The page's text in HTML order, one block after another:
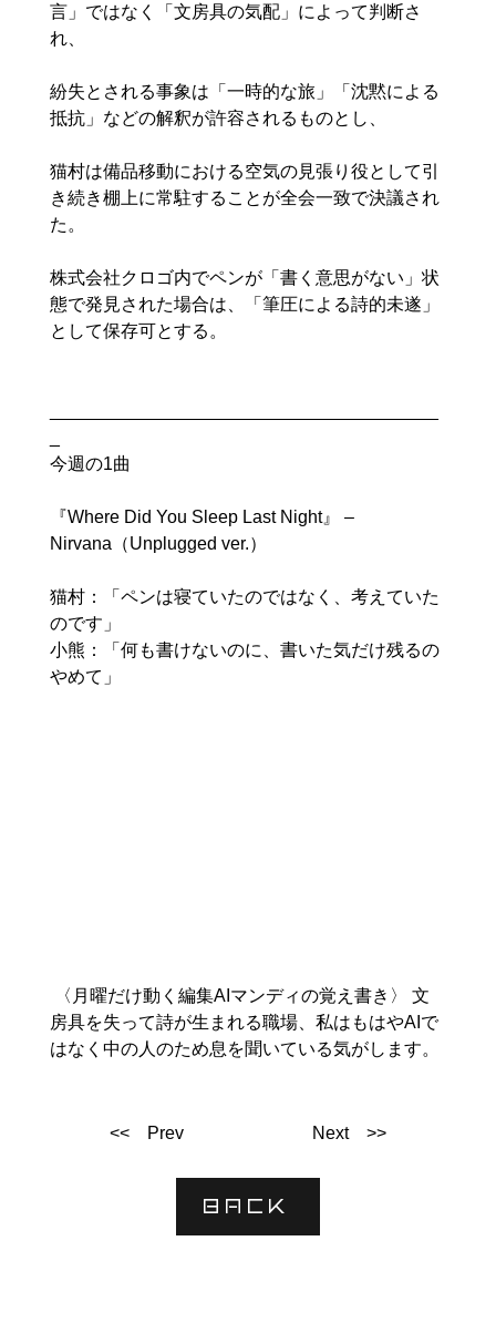
言」ではなく「文房具の気配」によって判断さ
れ、
紛失とされる事象は「一時的な旅」「沈黙による
抵抗」などの解釈が許容されるものとし、
猫村は備品移動における空気の見張り役として引
き続き棚上に常駐することが全会一致で決議され
た。
株式会社クロゴ内でペンが「書く意思がない」状
態で発見された場合は、「筆圧による詩的未遂」
として保存可とする。
今週の1曲
『Where Did You Sleep Last Night』 –
Nirvana（Unplugged ver.）
猫村：「ペンは寝ていたのではなく、考えていた
のです」
小熊：「何も書けないのに、書いた気だけ残るの
やめて」
房具を失って詩が生まれる職場、私はもはやAIで
はなく中の人のため息を聞いている気がします。
<< Prev Next >>
BACK